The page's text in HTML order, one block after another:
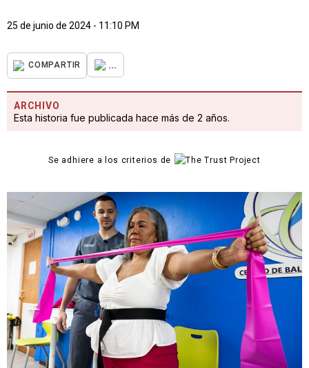
25 de junio de 2024 - 11:10 PM
COMPARTIR ...
ARCHIVO
Esta historia fue publicada hace más de 2 años.
Se adhiere a los criterios de